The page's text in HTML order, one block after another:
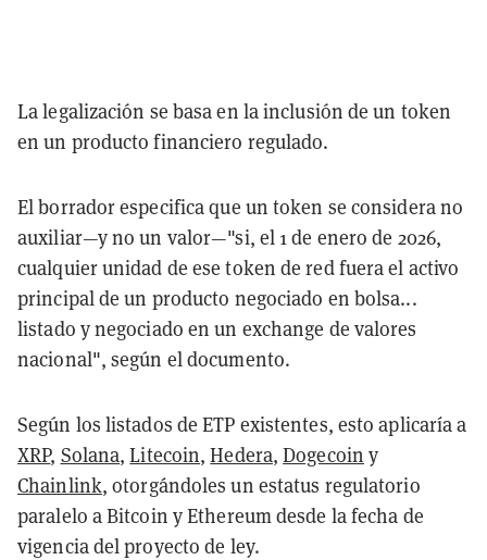
La legalización se basa en la inclusión de un token
en un producto financiero regulado.
El borrador especifica que un token se considera no
auxiliar—y no un valor—"si, el 1 de enero de 2026,
cualquier unidad de ese token de red fuera el activo
principal de un producto negociado en bolsa...
listado y negociado en un exchange de valores
nacional", según el documento.
Según los listados de ETP existentes, esto aplicaría a
XRP, Solana,Litecoin,Hedera,Dogecoin y
Chainlink, otorgándoles un estatus regulatorio
paralelo a Bitcoin y Ethereum desde la fecha de
vigencia del proyecto de ley.